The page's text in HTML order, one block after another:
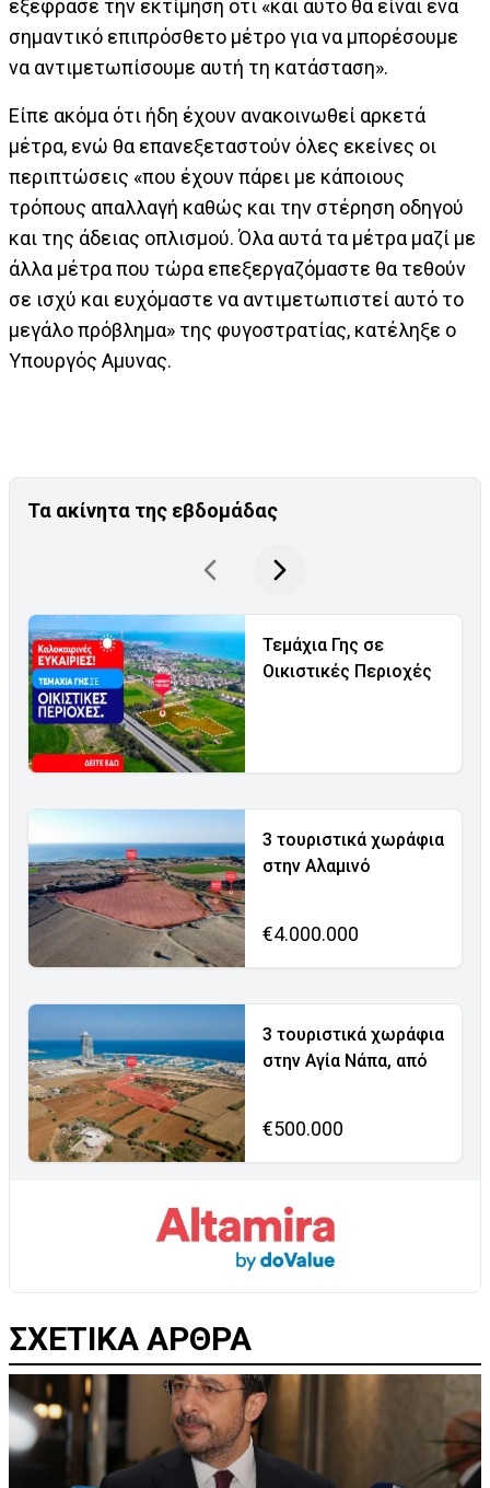
εξέφρασε την εκτίμηση ότι «και αυτό θα είναι ένα
σημαντικό επιπρόσθετο μέτρο για να μπορέσουμε
να αντιμετωπίσουμε αυτή τη κατάσταση».
Είπε ακόμα ότι ήδη έχουν ανακοινωθεί αρκετά
μέτρα, ενώ θα επανεξεταστούν όλες εκείνες οι
περιπτώσεις «που έχουν πάρει με κάποιους
τρόπους απαλλαγή καθώς και την στέρηση οδηγού
και της άδειας οπλισμού. Όλα αυτά τα μέτρα μαζί με
άλλα μέτρα που τώρα επεξεργαζόμαστε θα τεθούν
σε ισχύ και ευχόμαστε να αντιμετωπιστεί αυτό το
μεγάλο πρόβλημα» της φυγοστρατίας, κατέληξε ο
Υπουργός Αμυνας.
Τα ακίνητα της εβδομάδας
Τεμάχια Γης σε
Οικιστικές Περιοχές
3 τουριστικά χωράφια
στην Αλαμινό
€4.000.000
3 τουριστικά χωράφια
στην Αγία Νάπα, από
€500.000
ΣΧΕΤΙΚΑ ΑΡΘΡΑ